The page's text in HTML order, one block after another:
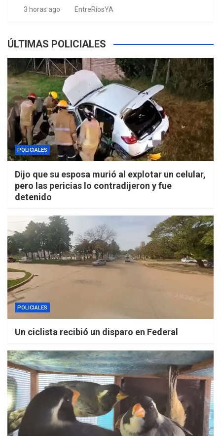
3 horas ago EntreRíosYA
ÚLTIMAS POLICIALES
POLICIALES
Dijo que su esposa murió al explotar un celular,
pero las pericias lo contradijeron y fue
detenido
POLICIALES
Un ciclista recibió un disparo en Federal